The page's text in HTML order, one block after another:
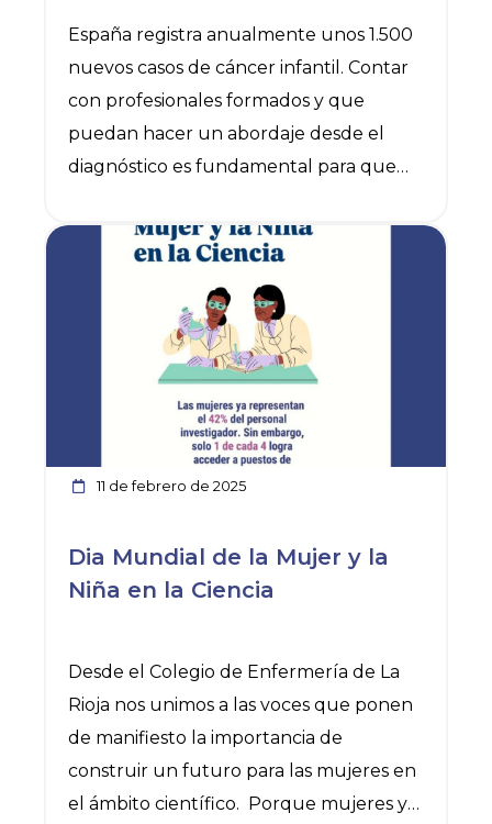
familias
España registra anualmente unos 1.500
nuevos casos de cáncer infantil. Contar
con profesionales formados y que
puedan hacer un abordaje desde el
diagnóstico es fundamental para que
Florentino Pérez Raya, presidente del
Consejo General de Enfermería, asegura
que “mantener una formación
continuada nos ayuda a utilizar la
evidencia científica y mejorar estos
cuidados, pero es fundamental que las
administraciones apuesten por estos
perfiles”.
Desde la Federación Española de
en valor el compromiso, profesionalidad
y cercanía de las enfermeras, que
el cuidado de los menores y
11 de febrero de 2025
Dia Mundial de la Mujer y la
Niña en la Ciencia
Desde el Colegio de Enfermería de La
Rioja nos unimos a las voces que ponen
de manifiesto la importancia de
construir un futuro para las mujeres en
el ámbito científico. Porque mujeres y
Ver noticia